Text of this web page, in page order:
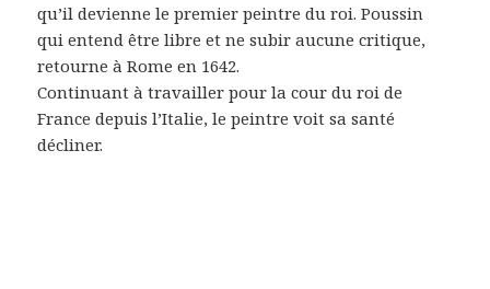
qu’il devienne le premier peintre du roi. Poussin
qui entend être libre et ne subir aucune critique,
retourne à Rome en 1642.
Continuant à travailler pour la cour du roi de
France depuis l’Italie, le peintre voit sa santé
décliner.